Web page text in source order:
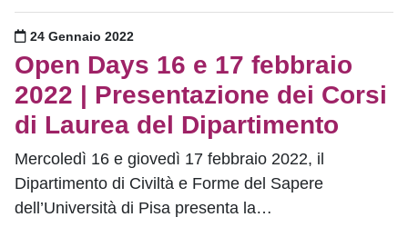
Pubblicato il
24 Gennaio 2022
Open Days 16 e 17 febbraio
2022 | Presentazione dei Corsi
di Laurea del Dipartimento
Mercoledì 16 e giovedì 17 febbraio 2022, il
Dipartimento di Civiltà e Forme del Sapere
dell’Università di Pisa presenta la…